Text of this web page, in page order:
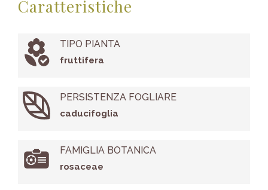
Caratteristiche
TIPO PIANTA
fruttifera
PERSISTENZA FOGLIARE
caducifoglia
FAMIGLIA BOTANICA
rosaceae